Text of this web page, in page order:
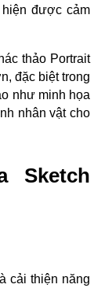
được cảm
thảo Portrait
đặc biệt trong
như minh họa
nhân vật cho
Sketch
cải thiện năng